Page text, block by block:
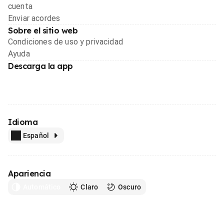
cuenta
Enviar acordes
Sobre el sitio web
Condiciones de uso y privacidad
Ayuda
Descarga la app
Idioma
Español
Apariencia
Claro Oscuro